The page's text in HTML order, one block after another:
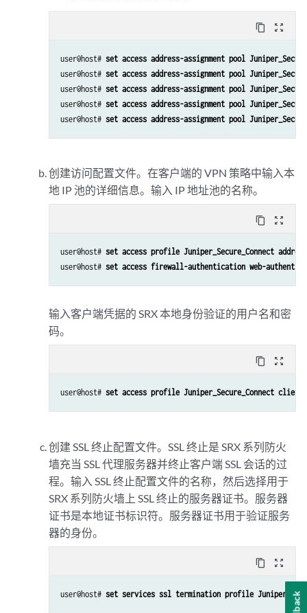
content_copy zoom_out_map
user@host# set access address-assignment pool
user@host# set access address-assignment pool
user@host# set access address-assignment pool
user@host# set access address-assignment pool
user@host# set access address-assignment pool
创建访问配置文件。在客户端的 VPN 策略中输入本
地 IP 池的详细信息。输入 IP 地址池的名称。
content_copy zoom_out_map
user@host# set access profile Juniper_Secure_Connect
user@host# set access firewall-authentication web-
输入客户端凭据的 SRX 本地身份验证的用户名和密
码。
content_copy zoom_out_map
user@host#
创建 SSL 终止配置文件。SSL 终止是 SRX 系列防火
墙充当 SSL 代理服务器并终止客户端 SSL 会话的过
程。输入 SSL 终止配置文件的名称，然后选择用于
SRX 系列防火墙上 SSL 终止的服务器证书。服务器
证书是本地证书标识符。服务器证书用于验证服务
器的身份。
content_copy zoom_out_map
user@host# set services ssl termination profile Juniper_SCC-